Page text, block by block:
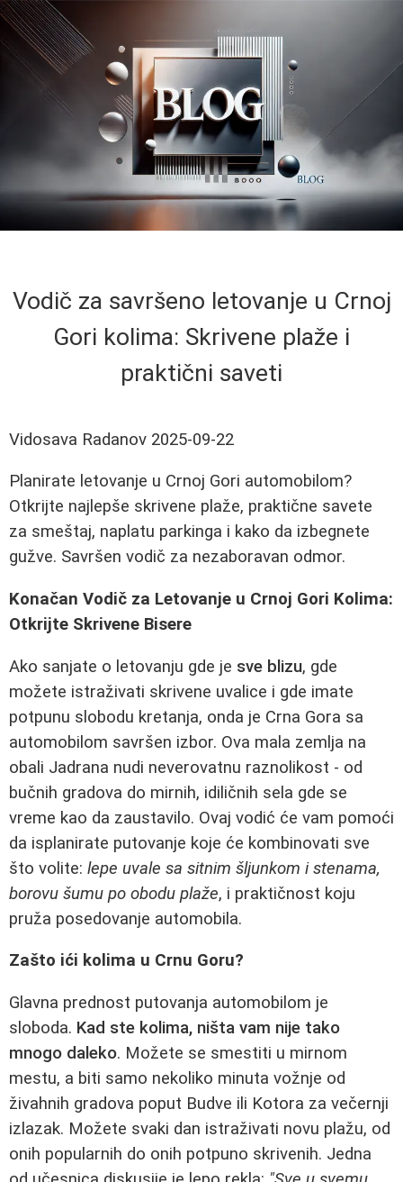
Vodič za savršeno letovanje u Crnoj
Gori kolima: Skrivene plaže i
praktični saveti
Vidosava Radanov 2025-09-22
Planirate letovanje u Crnoj Gori automobilom?
Otkrijte najlepše skrivene plaže, praktične savete
za smeštaj, naplatu parkinga i kako da izbegnete
gužve. Savršen vodič za nezaboravan odmor.
Konačan Vodič za Letovanje u Crnoj Gori Kolima:
Otkrijte Skrivene Bisere
Ako sanjate o letovanju gde je sve blizu, gde
možete istraživati skrivene uvalice i gde imate
potpunu slobodu kretanja, onda je Crna Gora sa
automobilom savršen izbor. Ova mala zemlja na
obali Jadrana nudi neverovatnu raznolikost - od
bučnih gradova do mirnih, idiličnih sela gde se
vreme kao da zaustavilo. Ovaj vodić će vam pomoći
da isplanirate putovanje koje će kombinovati sve
što volite: lepe uvale sa sitnim šljunkom i stenama,
borovu šumu po obodu plaže, i praktičnost koju
pruža posedovanje automobila.
Zašto ići kolima u Crnu Goru?
Glavna prednost putovanja automobilom je
sloboda. Kad ste kolima, ništa vam nije tako
mnogo daleko. Možete se smestiti u mirnom
mestu, a biti samo nekoliko minuta vožnje od
živahnih gradova poput Budve ili Kotora za večernji
izlazak. Možete svaki dan istraživati novu plažu, od
onih popularnih do onih potpuno skrivenih. Jedna